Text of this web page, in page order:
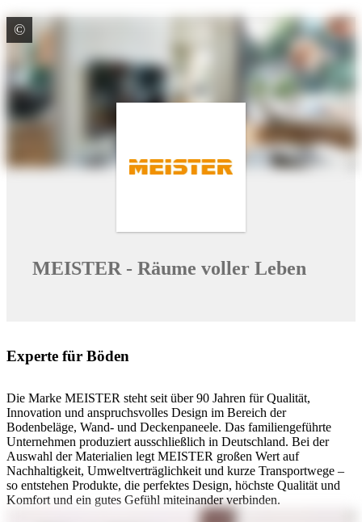
© MeisterWerke Schulte Austria GmbH
MEISTER - Räume voller Leben
Die Marke MEISTER steht seit über 90 Jahren für Qualität,
so entstehen Produkte, die perfektes Design, höchste Qualität und
Komfort und ein gutes Gefühl miteinander verbinden.
© MeisterWerke Schulte GmbH
Boden
MEISTER-Böden von A-Z